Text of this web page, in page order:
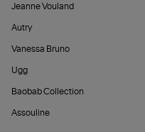
Jeanne Vouland
Autry
Vanessa Bruno
Ugg
Baobab Collection
Assouline